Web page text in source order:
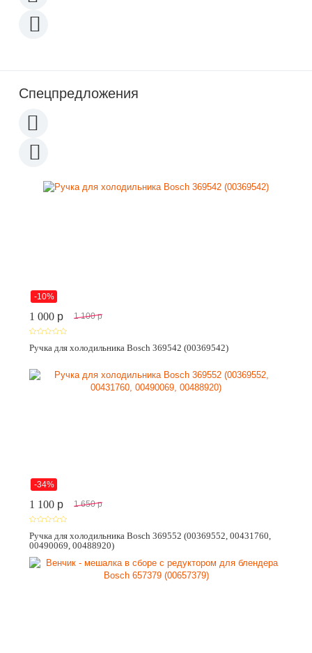
Спецпредложения
-10%
1 000 p 1 100 p
Ручка для холодильника Bosch 369542 (00369542)
-34%
1 100 p 1 650 p
Ручка для холодильника Bosch 369552 (00369552, 00431760,
00490069, 00488920)